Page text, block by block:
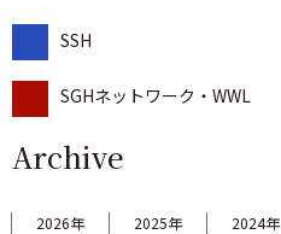
SSH
SGHネットワーク・WWL
Archive
2026年 2025年 2024年